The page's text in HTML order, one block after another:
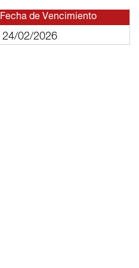
Fecha de Vencimiento
24/02/2026